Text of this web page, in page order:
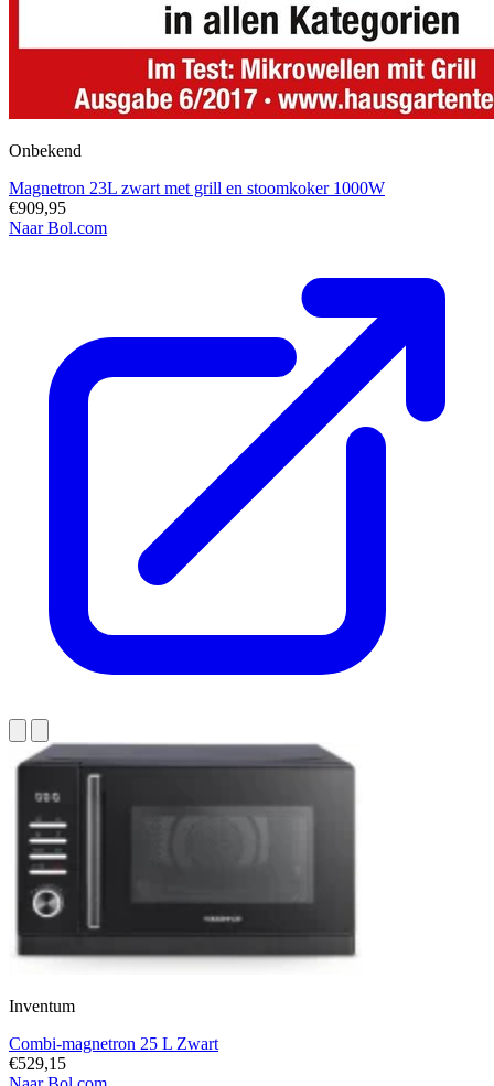
Onbekend
Magnetron 23L zwart met grill en stoomkoker 1000W
€909,95
Naar Bol.com
Inventum
Combi-magnetron 25 L Zwart
€529,15